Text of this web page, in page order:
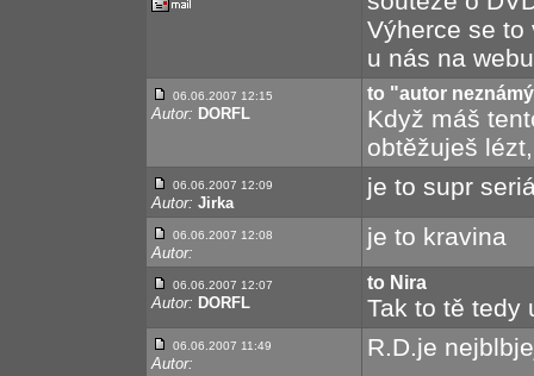
Výherce se
u nás na
06.06.2007 12:15
Autor: DORFL
to "autor
Když máš
obtěžuješ
06.06.2007 12:09
Autor: Jirka
je to supr
06.06.2007 12:08
Autor:
je to kravina
06.06.2007 12:07
Autor: DORFL
to Nira
Tak to tě tedy
06.06.2007 11:49
Autor:
R.D.je